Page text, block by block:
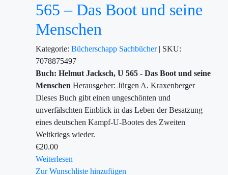
565 – Das Boot und seine
Menschen
Kategorie: Bücherschapp Sachbücher | SKU:
7078875497
Buch: Helmut Jacksch, U 565 - Das Boot und seine
Menschen Herausgeber: Jürgen A. Kraxenberger
Dieses Buch gibt einen ungeschönten und
unverfälschten Einblick in das Leben der Besatzung
eines deutschen Kampf-U-Bootes des Zweiten
Weltkriegs wieder.
€20.00
Weiterlesen
Zur Wunschliste hinzufügen